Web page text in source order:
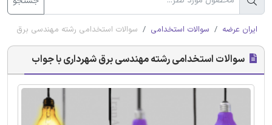
ایران عرضه سوالات استخدامی سوالات استخدامی رشته مهندسی برق
سوالات استخدامی رشته مهندسی برق شهرداری با جواب